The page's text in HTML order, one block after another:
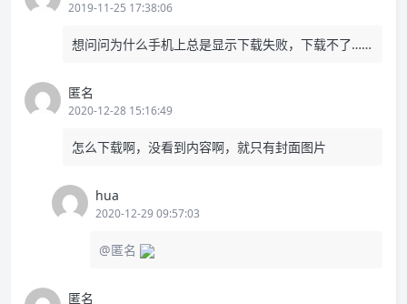
2019-11-25 17:38:06
想问问为什么手机上总是显示下载失败，下载不了……
匿名
2020-12-28 15:16:49
怎么下载啊，没看到内容啊，就只有封面图片
hua
2020-12-29 09:57:03
@匿名
匿名